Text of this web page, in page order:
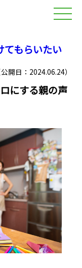
てもらいたい
開日：2024.06.24）
にする親の声